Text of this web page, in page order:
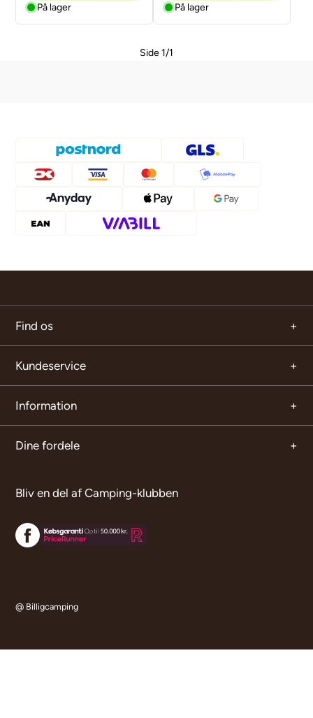
På lager
På lager
Side 1/1
Find os
Kundeservice
Information
Dine fordele
Bliv en del af Camping-klubben
@ Billigcamping